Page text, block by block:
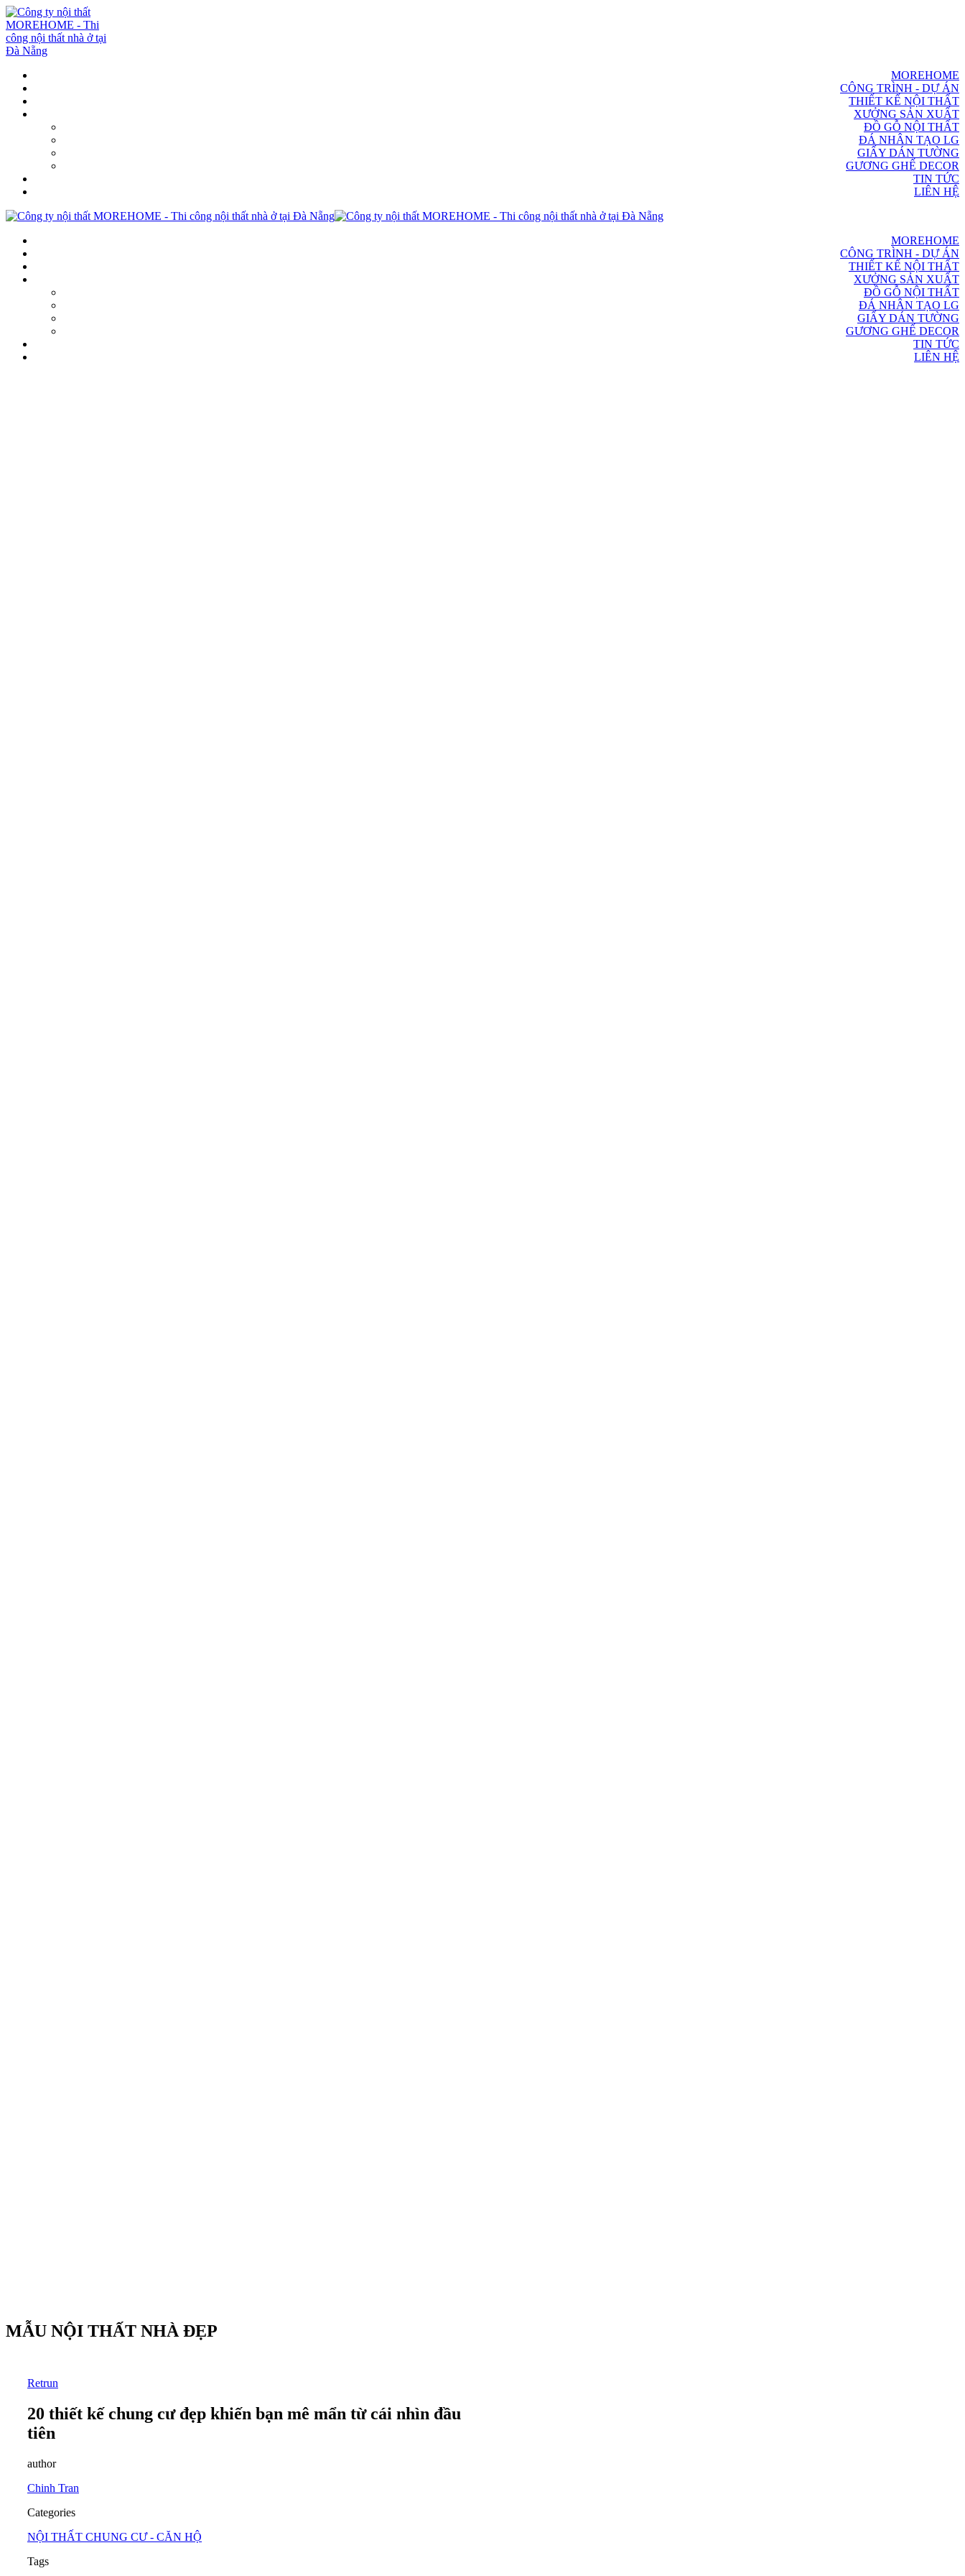
MOREHOME
CÔNG TRÌNH - DỰ ÁN
THIẾT KẾ NỘI THẤT
XƯỞNG SẢN XUẤT
ĐỒ GỖ NỘI THẤT
ĐÁ NHÂN TẠO LG
GIẤY DÁN TƯỜNG
GƯƠNG GHẾ DECOR
TIN TỨC
LIÊN HỆ
MOREHOME
CÔNG TRÌNH - DỰ ÁN
THIẾT KẾ NỘI THẤT
XƯỞNG SẢN XUẤT
ĐỒ GỖ NỘI THẤT
ĐÁ NHÂN TẠO LG
GIẤY DÁN TƯỜNG
GƯƠNG GHẾ DECOR
TIN TỨC
LIÊN HỆ
MẪU NỘI THẤT NHÀ ĐẸP
Retrun
20 thiết kế chung cư đẹp khiến bạn mê mẩn từ cái nhìn đầu
tiên
author
Chinh Tran
Categories
NỘI THẤT CHUNG CƯ - CĂN HỘ
Tags